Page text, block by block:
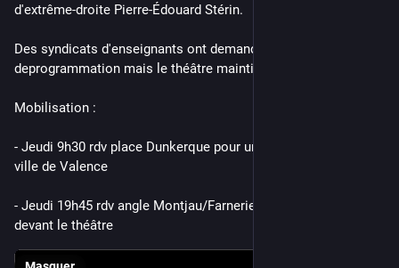
d'extrême-droite Pierre-Édouard Stérin.
Des syndicats d'enseignants ont demandé la
deprogrammation mais le théâtre maintient pour le moment.
Mobilisation :
- Jeudi 9h30 rdv place Dunkerque pour un tractage en centre-
ville de Valence
- Jeudi 19h45 rdv angle Montjau/Farnerie/Dauphiné pour diff
devant le théâtre